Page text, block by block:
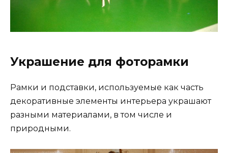
Украшение для фоторамки
Рамки и подставки, используемые как часть
декоративные элементы интерьера украшают
разными материалами, в том числе и
природными.